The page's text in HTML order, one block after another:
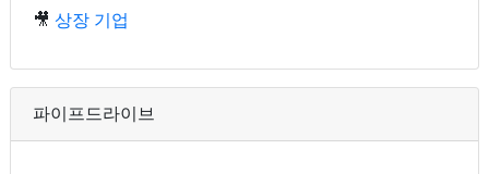
🎥 상장 기업
파이프드라이브